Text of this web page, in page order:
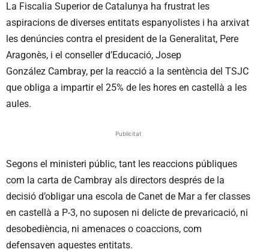
La Fiscalia Superior de Catalunya ha frustrat les
aspiracions de diverses entitats espanyolistes i ha arxivat
les denúncies contra el president de la Generalitat, Pere
Aragonès, i el conseller d’Educació, Josep
González Cambray, per la reacció a la sentència del TSJC
que obliga a impartir el 25% de les hores en castellà a les
aules.
Publicitat
Segons el ministeri públic, tant les reaccions públiques
com la carta de Cambray als directors després de la
decisió d’obligar una escola de Canet de Mar a fer classes
en castellà a P-3, no suposen ni delicte de prevaricació, ni
desobediència, ni amenaces o coaccions, com
defensaven aquestes entitats.